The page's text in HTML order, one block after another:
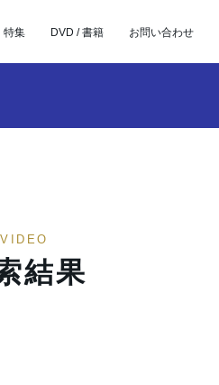
特集 DVD / 書籍 お問い合わせ
VIDEO
結果